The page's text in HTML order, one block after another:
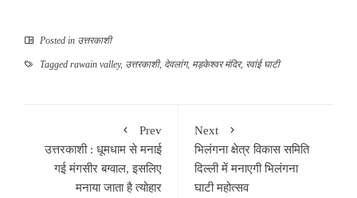
Posted in उत्तरकाशी
Tagged rawain valley, उत्तरकाशी, देवलांग, मड़केश्वर मंदिर, रवांई घाटी
Prev
उत्तरकाशी : धूमधाम से मनाई
गई मंगसीर बग्वाल, इसलिए
मनाया जाता है त्योहार
Next
भिलंगना क्षेत्र विकास समिति
दिल्ली में मनाएगी भिलंगना
घाटी महोत्सव